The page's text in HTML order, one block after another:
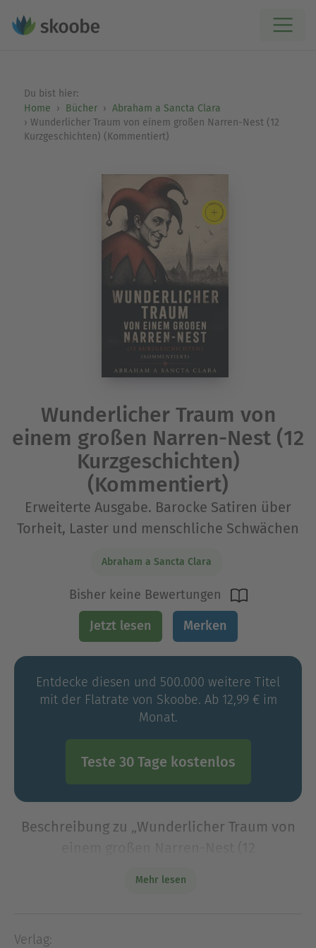
Du bist hier:
Home
Bücher
Abraham a Sancta Clara
Wunderlicher Traum von einem großen Narren-Nest (12
Kurzgeschichten) (Kommentiert)
Wunderlicher Traum von
einem großen Narren-Nest (12
Kurzgeschichten)
(Kommentiert)
Erweiterte Ausgabe. Barocke Satiren über
Torheit, Laster und menschliche Schwächen
Abraham a Sancta Clara
Bisher keine Bewertungen
Jetzt lesen Merken
Entdecke diesen und 500.000 weitere Titel
mit der Flatrate von Skoobe. Ab 12,99 € im
Monat.
Teste 30 Tage kostenlos
Beschreibung zu „Wunderlicher Traum von
Mehr lesen
Verlag: